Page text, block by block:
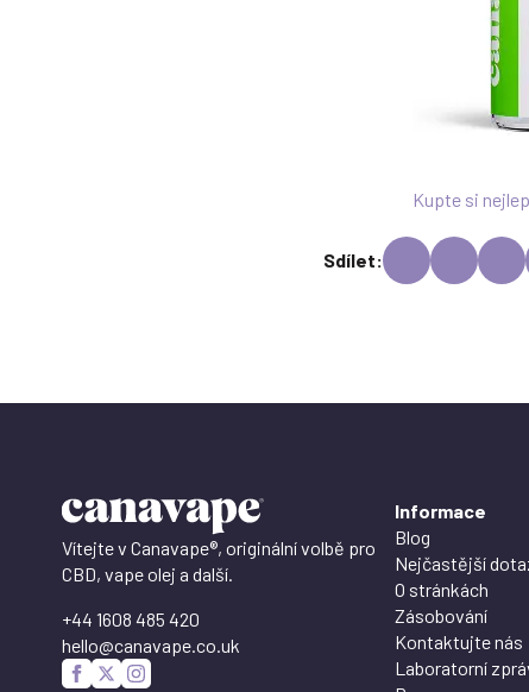
Kupte si
Sdílet:
Vítejte v Canavape®, originální volbě pro
CBD, vape olej a další.
+44 1608 485 420
hello@canavape.co.uk
Informace
Blog
Nejčastější
O stránkách
Zásobování
Kontaktujte nás
Laboratorní